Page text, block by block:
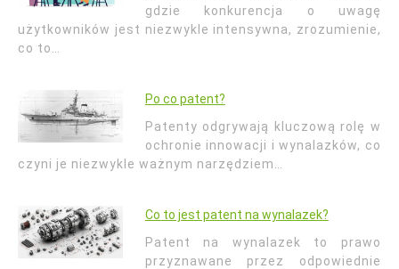
gdzie konkurencja o uwagę
użytkowników jest niezwykle intensywna, zrozumienie,
co to…
Po co patent?
Patenty odgrywają kluczową rolę w
ochronie innowacji i wynalazków, co
czyni je niezwykle ważnym narzędziem…
Co to jest patent na wynalazek?
Patent na wynalazek to prawo
przyznawane przez odpowiednie